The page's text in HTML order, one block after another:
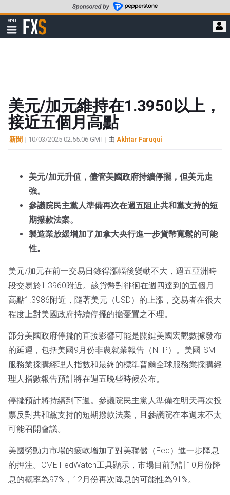
至
要
MENU
顯
示
FXStreet
美元/加元維持在1.3950以上，
接近五個月高點
新聞 | 10/03/2025 02:55:06 GMT | 由 Akhtar Faruqui
美元/加元升值，儘管美國政府持續停擺，但美元走
強。
參議院民主黨人準備再次在週五阻止共和黨支持的短
期撥款法案。
製造業放緩增加了加拿大央行進一步貨幣寬鬆的可能
性。
美元/加元在前一交易日錄得漲幅後變動不大，週五亞洲時
段交易於1.3960附近。該貨幣對徘徊在週四達到的五個月
高點1.3986附近，隨著美元（USD）的上漲，交易者在很大
程度上對美國政府持續停擺的擔憂置之不理。
部分美國政府停擺的直接影響可能是關鍵美國宏觀數據發布
的延遲，包括美國9月份非農就業報告（NFP）。美國ISM
服務業採購經理人指數和最終的標準普爾全球服務業採購經
理人指數報告預計將在週五晚些時候公布。
停擺預計將持續到下週。參議院民主黨人準備在明天再次投
票反對共和黨支持的短期撥款法案，且參議院在本週末不太
可能召開會議。
美國勞動力市場的疲軟增加了對美聯儲（Fed）進一步降息
的押注。CME FedWatch工具顯示，市場目前預計10月份降
息的概率為97%，12月份再次降息的可能性為91%。